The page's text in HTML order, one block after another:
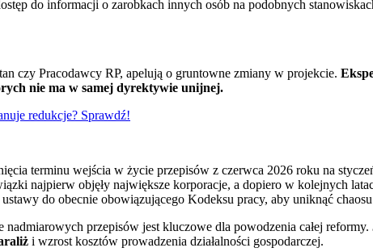
do informacji o zarobkach innych osób na podobnych
czy Pracodawcy RP, apelują o gruntowne zmiany w projekcie.
nie ma w samej dyrektywie unijnej.
redukcje? Sprawdź!
terminu wejścia w życie przepisów z czerwca 2026 roku na
najpierw objęły największe korporacje, a dopiero w kolejnych
do obecnie obowiązującego Kodeksu pracy, aby uniknąć
przepisów jest kluczowe dla powodzenia całej reformy.
i wzrost kosztów prowadzenia działalności gospodarczej.